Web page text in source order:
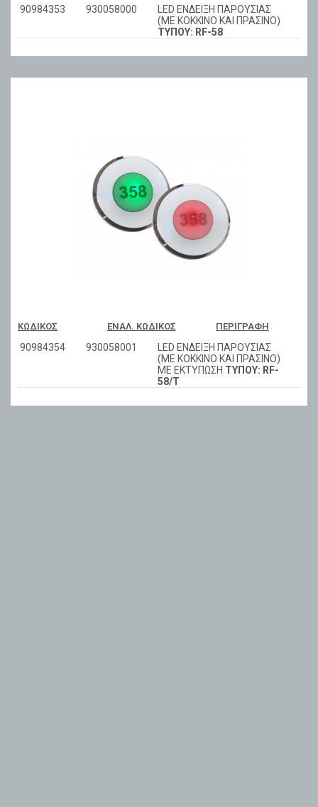
90984353 930058000
LED ΕΝΔΕΙΞΗ ΠΑΡΟΥΣΙΑΣ
(ΜΕ ΚΟΚΚΙΝΟ ΚΑΙ ΠΡΑΣΙΝΟ)
ΤΥΠΟΥ: RF-58
ΚΩΔΙΚΌΣ ΕΝΑΛ. ΚΩΔΙΚΌΣ ΠΕΡΙΓΡΑΦΉ
90984354 930058001
LED ΕΝΔΕΙΞΗ ΠΑΡΟΥΣΙΑΣ
(ΜΕ ΚΟΚΚΙΝΟ ΚΑΙ ΠΡΑΣΙΝΟ)
ME EKTΥΠΩΣΗ ΤΥΠΟΥ: RF-
58/T